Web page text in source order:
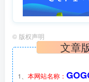
© 版权声明
文章
1、 本网站名称：